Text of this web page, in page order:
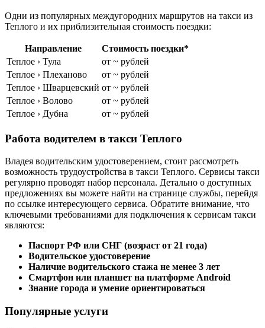
Одни из популярных междугородних маршрутов на такси из
Теплого и их приблизительная стоимость поездки:
Направление
Стоимость поездки*
Теплое › Тула
от ~ рублей
Теплое › Плеханово
от ~ рублей
Теплое › Шварцевский от ~ рублей
Теплое › Волово
от ~ рублей
Теплое › Дубна
от ~ рублей
Работа водителем в такси Теплого
Владея водительским удостоверением, стоит рассмотреть
возможность трудоустройства в такси Теплого. Сервисы такси
регулярно проводят набор персонала. Детально о доступных
предложениях вы можете найти на странице службы, перейдя
по ссылке интересующего сервиса. Обратите внимание, что
ключевыми требованиями для подключения к сервисам такси
являются:
Паспорт РФ или СНГ (возраст от 21 года)
Водительское удостоверение
Наличие водительского стажа не менее 3 лет
Смартфон или планшет на платформе Android
Знание города и умение ориентироваться
Популярные услуги